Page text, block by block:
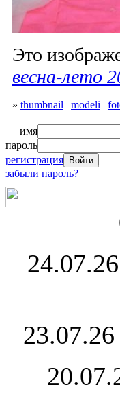
Это
весна-лето
» thumbnail | modeli |
имя
пароль
регистрация
забыли пароль?
24.07.26
23.07.26